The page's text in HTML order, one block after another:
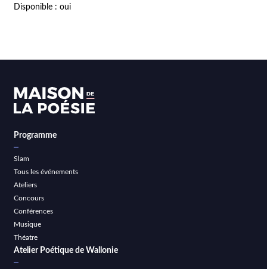
Disponible : oui
Programme
Slam
Tous les événements
Ateliers
Concours
Conférences
Musique
Théatre
Atelier Poétique de Wallonie